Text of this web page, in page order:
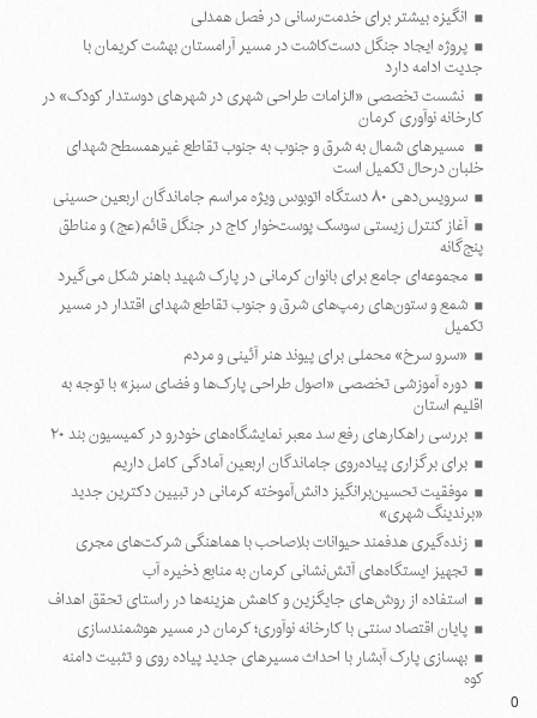
انگیزه بیشتر برای خدمت‌رسانی در فصل همدلی
پروژه ایجاد جنگل دست‌کاشت در مسیر آرامستان بهشت کریمان با
جدیت ادامه دارد
نشست تخصصی «الزامات طراحی شهری در شهرهای دوستدار کودک» در
کارخانه نوآوری کرمان
مسیرهای شمال به شرق و جنوب به جنوب تقاطع غیرهمسطح شهدای
خلبان درحال تکمیل است
سرویس‌دهی ۸۰ دستگاه اتوبوس ویژه مراسم جاماندگان اربعین حسینی
آغاز کنترل زیستی سوسک پوست‌خوار کاج در جنگل قائم(عج) و مناطق
پنج‌گانه
مجموعه‌ای جامع برای بانوان کرمانی در پارک شهید باهنر شکل می‌گیرد
شمع و ستون‌های رمپ‌های شرق و جنوب تقاطع شهدای اقتدار در مسیر
تکمیل
«سرو سرخ» محملی برای پیوند هنر آئینی و مردم
دوره آموزشی تخصصی «اصول طراحی پارک‌ها و فضای سبز» با توجه به
اقلیم استان
بررسی راهکارهای رفع سد معبر نمایشگاه‌های خودرو در کمیسیون بند ۲۰
برای برگزاری پیاده‌روی جاماندگان اربعین آمادگی کامل داریم
موفقیت تحسین‌برانگیز دانش‌آموخته کرمانی در تبیین دکترین جدید
«برندینگ شهری»
زنده‌گیری هدفمند حیوانات بلاصاحب با هماهنگی شرکت‌های مجری
تجهیز ایستگاه‌های آتش‌نشانی کرمان به منابع ذخیره آب
استفاده از روش‌های جایگزین و کاهش هزینه‌ها در راستای تحقق اهداف
پایان اقتصاد سنتی با کارخانه نوآوری؛ کرمان در مسیر هوشمندسازی
بهسازی پارک آبشار با احداث مسیرهای جدید پیاده روی و تثبیت دامنه
کوه
0